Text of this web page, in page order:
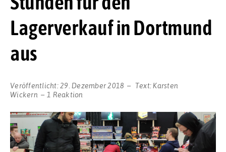
Lagerverkauf in Dortmund
aus
Veröffentlicht:29. Dezember 2018 Text:Karsten
Wickern
1 Reaktion